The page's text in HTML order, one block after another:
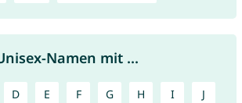
Namen mit ...
D E F G H I J